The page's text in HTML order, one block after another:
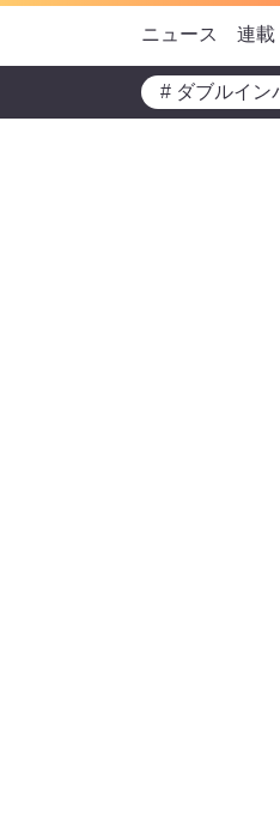
ニュース 連載
# ダブルイン